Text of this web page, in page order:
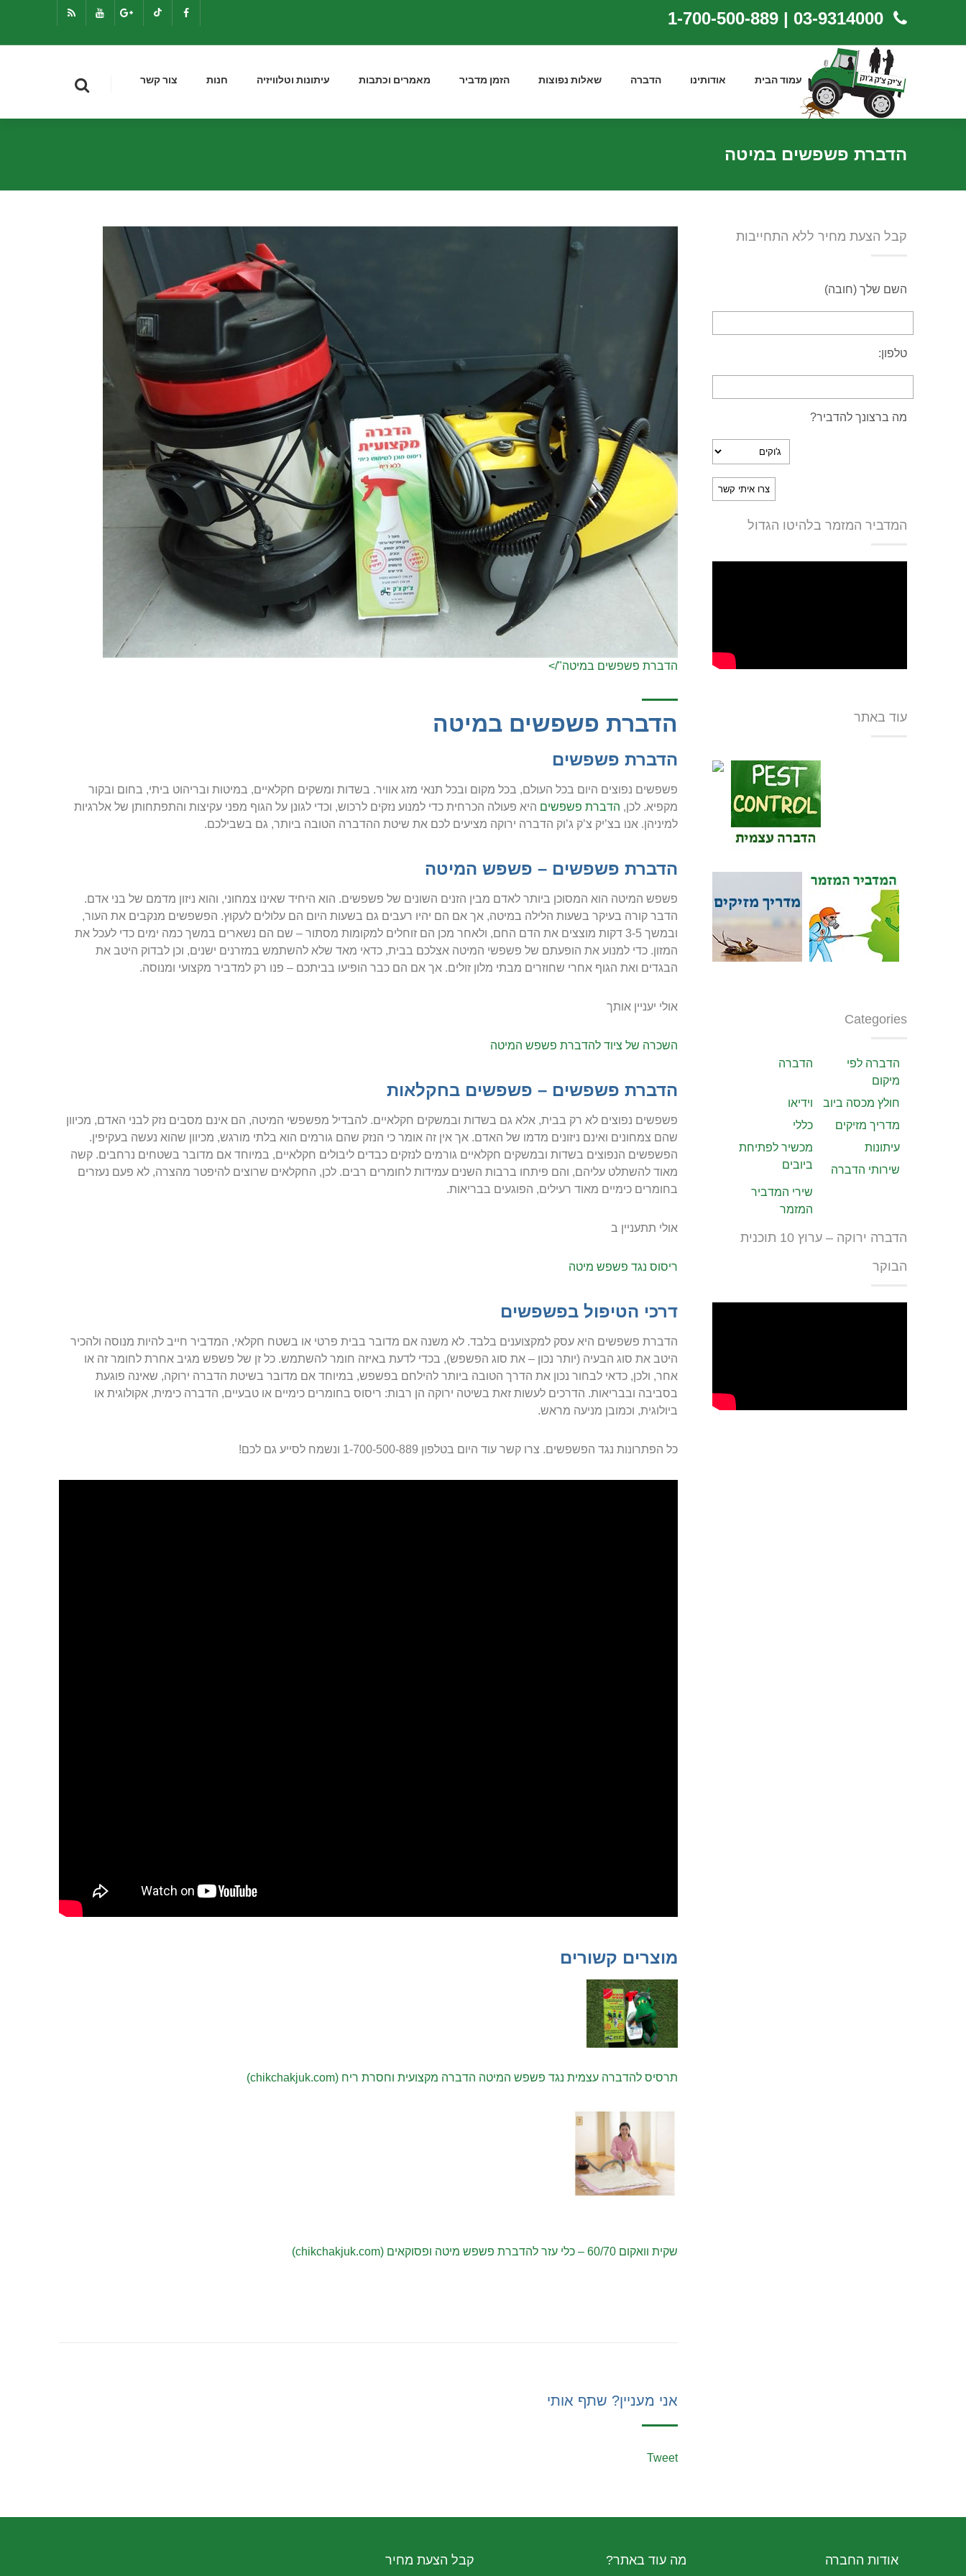
עמוד הבית אודותינו הדברה שאלות נפוצות הזמן מדביר מאמרים וכתבות עיתונות וטלוויזיה חנות צור קשר
הדברת פשפשים במיטה
הדברת פשפשים במיטה"/>
הדברת פשפשים במיטה
הדברת פשפשים
פשפשים נפוצים היום בכל העולם, בכל מקום ובכל תנאי מזג אוויר. בשדות ומשקים חקלאיים, במיטות ובריהוט ביתי, בחום ובקור
מקפיא. לכן, הדברת פשפשים היא פעולה הכרחית כדי למנוע נזקים לרכוש, וכדי לגונן על הגוף מפני עקיצות והתפתחותן של אלרגיות
למיניהן. אנו בצ’יק צ’ק ג’וק הדברה ירוקה מציעים לכם את שיטת ההדברה הטובה ביותר, גם בשבילכם.
הדברת פשפשים – פשפש המיטה
פשפש המיטה הוא המסוכן ביותר לאדם מבין הזנים השונים של פשפשים. הוא היחיד שאינו צמחוני, והוא ניזון מדמם של בני אדם.
הדבר קורה בעיקר בשעות הלילה במיטה, אך אם הם יהיו רעבים גם בשעות היום הם עלולים לעקוץ. הפשפשים מנקבים את העור,
ובמשך 3-5 דקות מוצצים את הדם החם, ולאחר מכן הם זוחלים למקומות מסתור – שם הם נשארים במשך כמה ימים כדי לעכל את
המזון. כדי למנוע את הופעתם של פשפשי המיטה אצלכם בבית, כדאי מאד שלא להשתמש במזרנים ישנים, וכן לבדוק היטב את
הבגדים ואת הגוף אחרי שחוזרים מבתי מלון זולים. אך אם הם כבר הופיעו בביתכם – פנו רק למדביר מקצועי ומנוסה.
אולי יעניין אותך
השכרה של ציוד להדברת פשפש המיטה
הדברת פשפשים – פשפשים בחקלאות
פשפשים נפוצים לא רק בבית, אלא גם בשדות ובמשקים חקלאיים. להבדיל מפשפשי המיטה, הם אינם מסבים נזק לבני האדם, מכיוון
שהם צמחונים ואינם ניזונים מדמו של האדם. אך אין זה אומר כי הנזק שהם גורמים הוא בלתי מורגש, מכיוון שהוא נעשה בעקיפין.
הפשפשים הנפוצים בשדות ובמשקים חקלאיים גורמים לנזקים כבדים ליבולים חקלאיים, במיוחד אם מדובר בשטחים נרחבים. קשה
מאוד להשתלט עליהם, והם פיתחו ברבות השנים עמידות לחומרים רבים. לכן, החקלאים שרוצים להיפטר מהצרה, לא פעם נעזרים
בחומרים כימיים מאוד רעילים, הפוגעים בבריאות.
אולי תתעניין ב
ריסוס נגד פשפש מיטה
דרכי הטיפול בפשפשים
הדברת פשפשים היא עסק למקצוענים בלבד. לא משנה אם מדובר בבית פרטי או בשטח חקלאי, המדביר חייב להיות מנוסה ולהכיר
היטב את סוג הבעיה (יותר נכון – את סוג הפשפש), בכדי לדעת באיזה חומר להשתמש. כל זן של פשפש מגיב אחרת לחומר זה או
אחר, ולכן, כדאי לבחור נכון את הדרך הטובה ביותר להילחם בפשפש, במיוחד אם מדובר בשיטת הדברה ירוקה, שאינה פוגעת
בסביבה ובבריאות. הדרכים לעשות זאת בשיטה ירוקה הן רבות: ריסוס בחומרים כימיים או טבעיים, הדברה כימית, אקולוגית או
ביולוגית, וכמובן מניעה מראש.
כל הפתרונות נגד הפשפשים. צרו קשר עוד היום בטלפון 1-700-500-889 ונשמח לסייע גם לכם!
מוצרים קשורים
תרסיס להדברה עצמית נגד פשפש המיטה הדברה מקצועית וחסרת ריח (chikchakjuk.com)
שקית וואקום 60/70 – כלי עזר להדברת פשפש מיטה ופסוקאים (chikchakjuk.com)
אני מעניין? שתף אותי
Tweet
קבל הצעת מחיר ללא התחייבות
השם שלך (חובה)
טלפון:
מה ברצונך להדביר?
המדביר המזמר בלהיטו הגדול
עוד באתר
Categories
הדברה
הדברה לפי
מיקום
וידיאו
חולץ מכסה ביוב
כללי
מדריך מזיקים
מכשיר לפתיחת
ביובים
עיתונות
שירותי הדברה
שירי המדביר
המזמר
הדברה ירוקה – ערוץ 10 תוכנית
הבוקר
אודות החברה מה עוד באתר? קבל הצעת מחיר